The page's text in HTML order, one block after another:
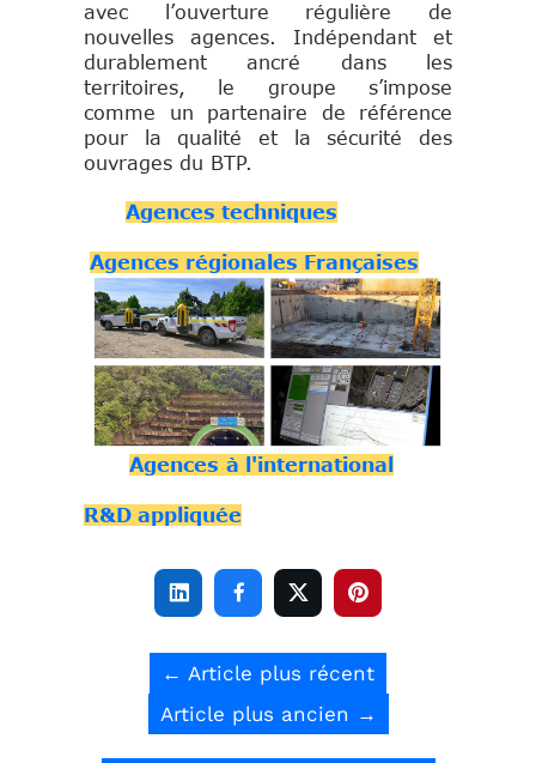
avec l’ouverture régulière de
nouvelles agences. Indépendant et
durablement ancré dans les
territoires, le groupe s’impose
comme un partenaire de référence
pour la qualité et la sécurité des
ouvrages du BTP.
Agences techniques
Agences régionales Françaises
Agences à l'international
R&D appliquée
   
← Article plus récent
Article plus ancien →